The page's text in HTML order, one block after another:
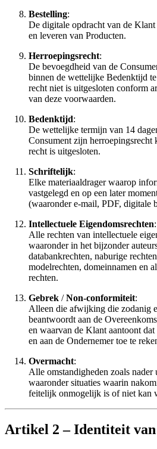
Bestelling:
De digitale opdracht van de
en leveren van Producten.
Herroepingsrecht:
De bevoegdheid van de
binnen de wettelijke Bedenktijd
recht niet is uitgesloten conform
van deze voorwaarden.
Bedenktijd:
De wettelijke termijn van 14
Consument zijn herroepingsrecht
recht is uitgesloten.
Schriftelijk:
Elke materiaaldrager waarop
vastgelegd en op een later
(waaronder e-mail, PDF, digitale
Intellectuele Eigendomsrechten:
Alle rechten van intellectuele
waaronder in het bijzonder
databankrechten, naburige
modelrechten, domeinnamen en
rechten.
Gebrek /Non-conformiteit:
Alleen die afwijking die zodanig
beantwoordt aan de
en waarvan de Klant aantoont dat
en aan de Ondernemer toe te
Overmacht:
Alle omstandigheden zoals
waaronder situaties waarin
feitelijk onmogelijk is of niet kan
Artikel 2 – Identiteit